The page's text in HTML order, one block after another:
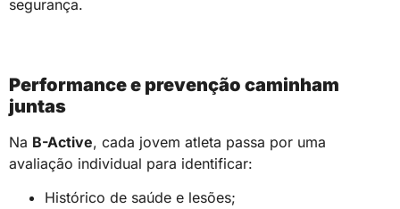
segurança.
Performance e prevenção caminham
juntas
Na B-Active, cada jovem atleta passa por uma
avaliação individual para identificar:
Histórico de saúde e lesões;